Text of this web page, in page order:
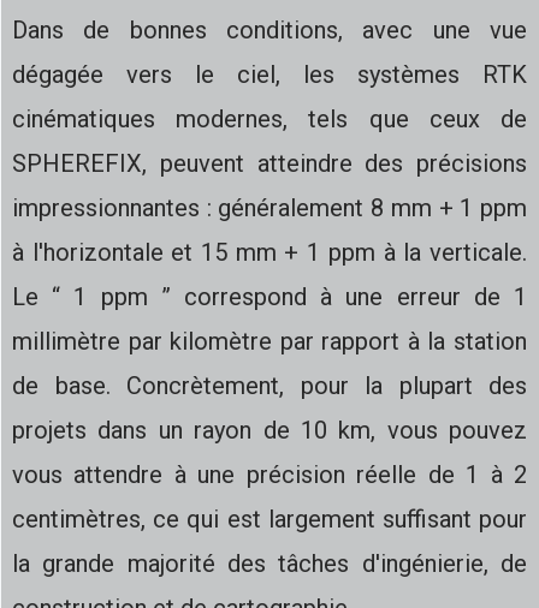
Dans de bonnes conditions, avec une vue
dégagée vers le ciel, les systèmes RTK
cinématiques modernes, tels que ceux de
SPHEREFIX, peuvent atteindre des précisions
impressionnantes : généralement 8 mm + 1 ppm
à l'horizontale et 15 mm + 1 ppm à la verticale.
Le “ 1 ppm ” correspond à une erreur de 1
millimètre par kilomètre par rapport à la station
de base. Concrètement, pour la plupart des
projets dans un rayon de 10 km, vous pouvez
vous attendre à une précision réelle de 1 à 2
centimètres, ce qui est largement suffisant pour
la grande majorité des tâches d'ingénierie, de